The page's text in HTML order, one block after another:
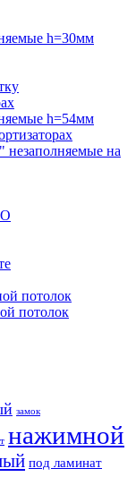
h=30мм
h=54мм
на
потолок
потолок
замок
нажимной
под ламинат